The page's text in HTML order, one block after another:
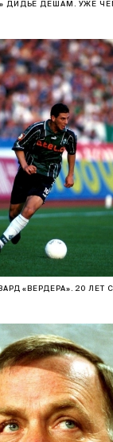
ДИДЬЕ ДЕШАМ. УЖЕ
«ВЕРДЕРА». 20 ЛЕТ